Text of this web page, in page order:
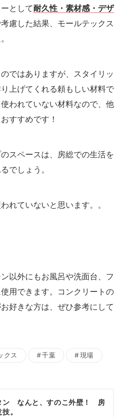
として耐久性・素材感・デザ
慮した結果、モールテックス
ではありますが、スタイリッ
上げてくれる頼もしい材料で
われていない材料なので、他
すすめです！
スペースは、房総での生活を
でしょう。
れていないと思います。。
以外にもお風呂や洗面台、フ
用できます。コンクリートの
好きな方は、ぜひ参考にして
クス 千葉 現場
ン なんと、すのこ外壁！ 房
。